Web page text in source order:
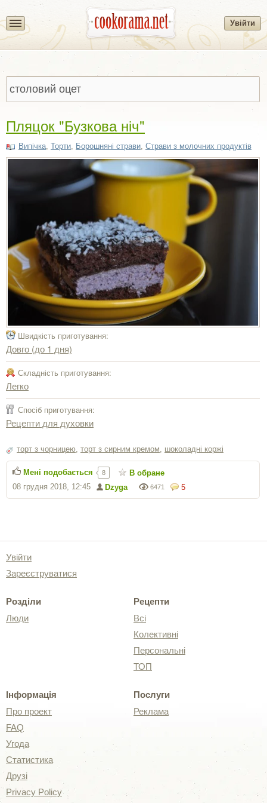
Увійти
Пляцок "Бузкова ніч"
Випічка, Торти, Борошняні страви, Страви з молочних продуктів
Швидкість приготування:
Довго (до 1 дня)
Складність приготування:
Легко
Спосіб приготування:
Рецепти для духовки
торт з чорницею торт з сирним кремом шоколадні коржі
5
6471
Dzyga
08 грудня 2018, 12:45
Мені подобається 8 В обране
Увійти
Зареєструватися
Розділи
Люди
Рецепти
Всі
Колективні
Персональні
ТОП
Інформація
Про проект
FAQ
Угода
Статистика
Друзі
Privacy Policy
Послуги
Реклама